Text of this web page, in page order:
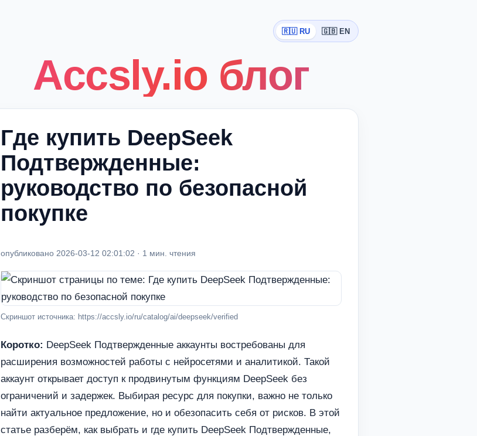
🇷🇺 RU 🇬🇧 EN
Accsly.io блог
Где купить DeepSeek
Подтвержденные:
руководство по безопасной
покупке
опубликовано 2026-03-12 02:01:02 · 1 мин. чтения
Скриншот источника: https://accsly.io/ru/catalog/ai/deepseek/verified
Коротко: DeepSeek Подтвержденные аккаунты востребованы для
расширения возможностей работы с нейросетями и аналитикой. Такой
аккаунт открывает доступ к продвинутым функциям DeepSeek без
ограничений и задержек. Выбирая ресурс для покупки, важно не только
найти актуальное предложение, но и обезопасить себя от рисков. В этой
статье разберём, как выбрать и где купить DeepSeek Подтвержденные,